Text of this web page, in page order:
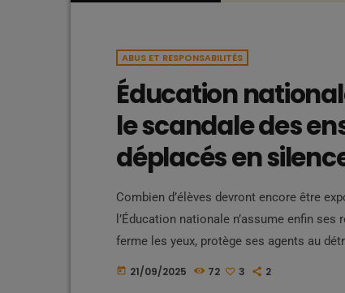
ABUS ET RESPONSABILITÉS
Éducation
le scandale des
déplacés en
Combien d’élèves devront encore être
l’Éducation nationale n’assume enfin
ferme les yeux, protège ses agents au
de les résoudre. Les Antilles, terre d’exil
today 21/09/2025 72 3 2